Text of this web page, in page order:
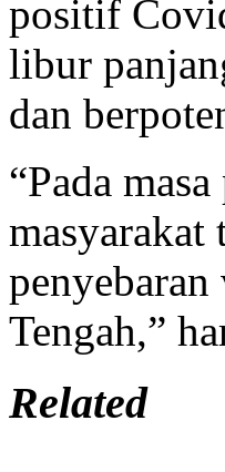
positif
libur
dan
“Pada
Tengah,”
Related